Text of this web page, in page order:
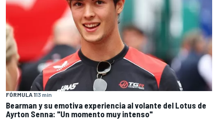
FÓRMULA 113 min
Bearman y su emotiva experiencia al volante del Lotus de
Ayrton Senna: "Un momento muy intenso"